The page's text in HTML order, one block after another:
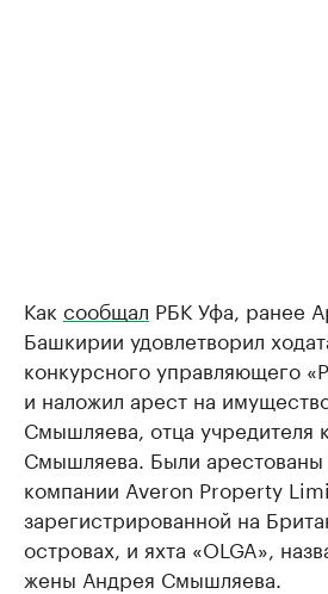
Как сообщал РБК Уфа, ранее
Башкирии удовлетворил
конкурсного управляющего
и наложил арест на
Смышляева, отца учредителя
Смышляева. Были арестованы
компании Averon Property
зарегистрированной на
островах, и яхта «OLGA»,
жены Андрея Смышляева.